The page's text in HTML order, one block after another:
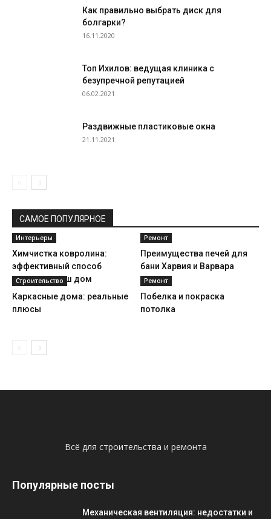
Как правильно выбрать диск для
болгарки?
16.11.2020
Топ Ихилов: ведущая клиника с
безупречной репутацией
06.02.2021
Раздвижные пластиковые окна
21.11.2021
САМОЕ ПОПУЛЯРНОЕ
Интерьеры
Химчистка ковролина:
эффективный способ
освежить ваш дом
Ремонт
Преимущества печей для
бани Харвия и Варвара
Строительство
Каркасные дома: реальные
плюсы
Ремонт
Побелка и покраска
потолка
Всё для строительства и ремонта
Популярные посты
Механическая вентиляция: недостатки и